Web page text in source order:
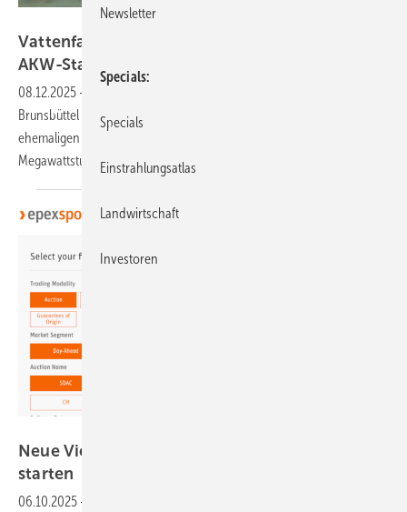
Vattenfall plant Großbatterie am ehemaligen
AKW-Standort
08.12.2025 -
Brunsbüttel für den Bau eines Großbatteriespeichers am Standort des
ehemaligen Kernkraftwerks erhalten. Die geplante Anlage mit 700
Megawattstunden soll bis 2028 ans Stromnetz
Neue Viertelstundenprodukte im Stromhandel
starten
06.10.2025 -
Newsletter
Specials
Specials
Einstrahlungsatlas
Landwirtschaft
Investoren